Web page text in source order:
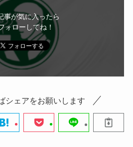
事が気に入ったら
ォローしてね！
シェアをお願いします